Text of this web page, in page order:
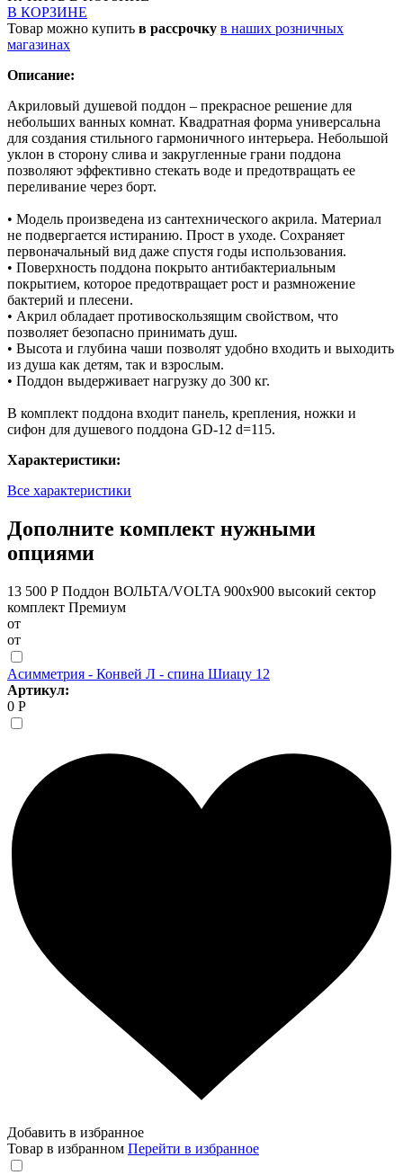
В КОРЗИНЕ
Товар можно купить в рассрочку в наших розничных
магазинах
Описание:
Акриловый душевой поддон – прекрасное решение для
небольших ванных комнат. Квадратная форма универсальна
для создания стильного гармоничного интерьера. Небольшой
уклон в сторону слива и закругленные грани поддона
позволяют эффективно стекать воде и предотвращать ее
переливание через борт.
• Модель произведена из сантехнического акрила. Материал
не подвергается истиранию. Прост в уходе. Сохраняет
первоначальный вид даже спустя годы использования.
• Поверхность поддона покрыто антибактериальным
покрытием, которое предотвращает рост и размножение
бактерий и плесени.
• Акрил обладает противоскользящим свойством, что
позволяет безопасно принимать душ.
• Высота и глубина чаши позволят удобно входить и выходить
из душа как детям, так и взрослым.
• Поддон выдерживает нагрузку до 300 кг.
В комплект поддона входит панель, крепления, ножки и
сифон для душевого поддона GD-12 d=115.
Характеристики:
Все характеристики
Дополните комплект нужными
опциями
13 500 Р Поддон ВОЛЬТА/VOLTA 900х900 высокий сектор
комплект Премиум
от
от
Асимметрия - Конвей Л - спина Шиацу 12
Артикул:
0 Р
Добавить в избранное
Товар в избранном Перейти в избранное